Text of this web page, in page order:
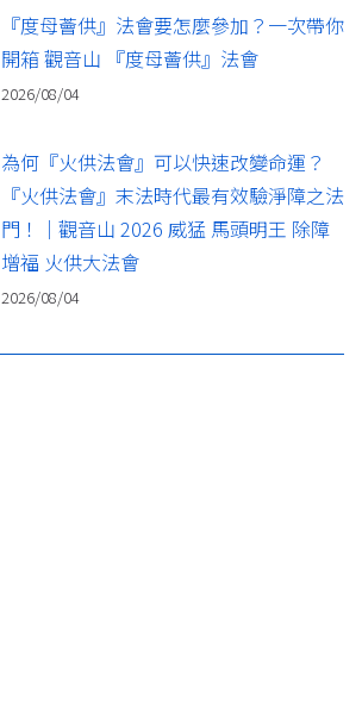
『度母薈供』法會要怎麼參加？一次帶你
開箱 觀音山 『度母薈供』法會
2026/08/04
為何『火供法會』可以快速改變命運？
『火供法會』末法時代最有效驗淨障之法
門！｜觀音山 2026 威猛 馬頭明王 除障
增福 火供大法會
2026/08/04